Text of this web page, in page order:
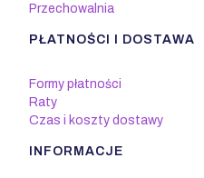
Przechowalnia
PŁATNOŚCI I DOSTAWA
Formy płatności
Raty
Czas i koszty dostawy
INFORMACJE